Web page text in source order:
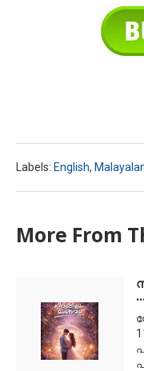
Labels: English,
More From